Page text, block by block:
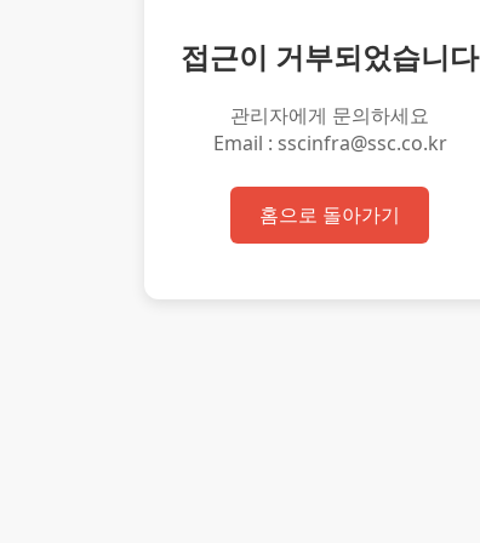
접근이 거부되었습니다
관리자에게 문의하세요
Email : sscinfra@ssc.co.kr
홈으로 돌아가기